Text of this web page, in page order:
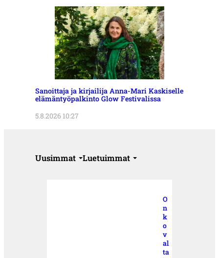
Sanoittaja ja kirjailija Anna-Mari Kaskiselle
elämäntyöpalkinto Glow Festivalissa
5.8.2026 10:27
Uusimmat Luetuimmat
O
n
k
o
v
al
ta